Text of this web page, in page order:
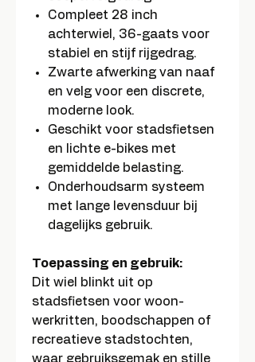
Compleet 28 inch
achterwiel, 36-gaats voor
stabiel en stijf rijgedrag.
Zwarte afwerking van naaf
en velg voor een discrete,
moderne look.
Geschikt voor stadsfietsen
en lichte e-bikes met
gemiddelde belasting.
Onderhoudsarm systeem
met lange levensduur bij
dagelijks gebruik.
Toepassing en gebruik:
Dit wiel blinkt uit op
stadsfietsen voor woon-
werkritten, boodschappen of
recreatieve stadstochten,
waar gebruiksgemak en stille